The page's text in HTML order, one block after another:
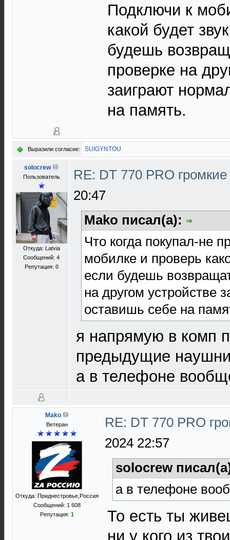
Подключи к
какой будет
будешь
проверке на
заиграют
на память.
Выразили согласие: SUIGYNTOU
solocrew
Пользователь
Откуда: Latvia
Сообщений: 4
Репутация: 0
RE: DT 770 PRO
20:47
Mako писал(а):
Что когда покупал-не
мобилке и проверь
если будешь
на другом устройстве
оставишь себе на
я напрямую в комп
предыдущие
а в телефоне
Mako
Ветеран
Откуда: Приднестровье,Россия
Сообщений: 1 608
Репутация: 1
RE: DT 770 PRO
2024 22:57
solocrew
а в телефоне
То есть ты
ни у кого из